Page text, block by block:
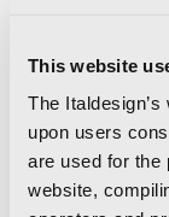
This website
The
upon users
are used for the
website,
aprile al 4
debutto
significa
gamma, con